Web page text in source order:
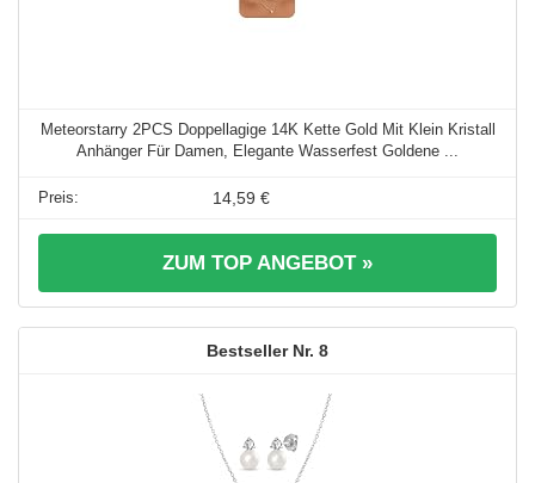
Meteorstarry 2PCS Doppellagige 14K Kette Gold Mit Klein Kristall
Anhänger Für Damen, Elegante Wasserfest Goldene ...
14,59 €
ZUM TOP ANGEBOT »
8